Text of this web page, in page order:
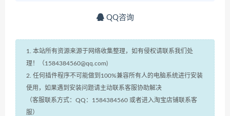
QQ咨询
1. 本站所有资源来源于网络收集整理，如有侵权请联系我们处
理！（1584384560@qq.com)
2. 任何插件程序不可能做到100%兼容所有人的电脑系统进行安装
使用，如果遇到安装问题请主动联系客服协助解决
（客服联系方式：QQ：1584384560 或者进入淘宝店铺联系客
服）